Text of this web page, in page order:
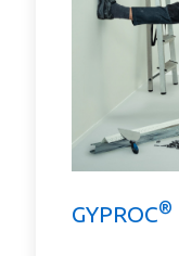
GYPROC®